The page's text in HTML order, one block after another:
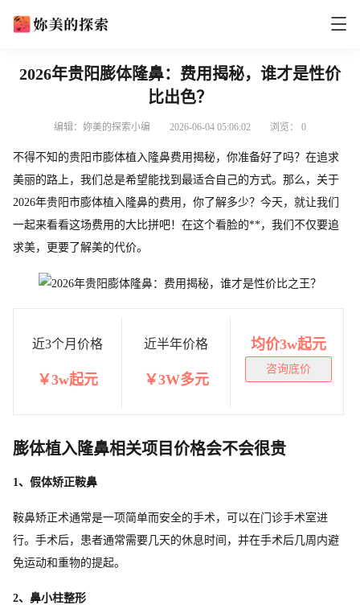
2026年贵阳膨体隆鼻：费用揭秘，谁才是性价
比出色？
编辑：妳美的探索小编 2026-06-04 05:06:02 浏览： 0
不得不知的贵阳市膨体植入隆鼻费用揭秘，你准备好了吗？在追求
美丽的路上，我们总是希望能找到最适合自己的方式。那么，关于
2026年贵阳市膨体植入隆鼻的费用，你了解多少？今天，就让我们
一起来看看这场费用的大比拼吧！在这个看脸的**，我们不仅要追
求美，更要了解美的代价。
均价3w起元
咨询底价
近3个月价格
￥3w起元
近半年价格
￥3W多元
膨体植入隆鼻相关项目价格会不会很贵
1、假体矫正鞍鼻
鞍鼻矫正术通常是一项简单而安全的手术，可以在门诊手术室进
行。手术后，患者通常需要几天的休息时间，并在手术后几周内避
免运动和重物的提起。
2、鼻小柱整形